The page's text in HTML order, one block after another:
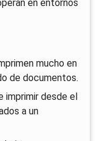
en entornos
mucho en
de documentos.
imprimir desde el
a un